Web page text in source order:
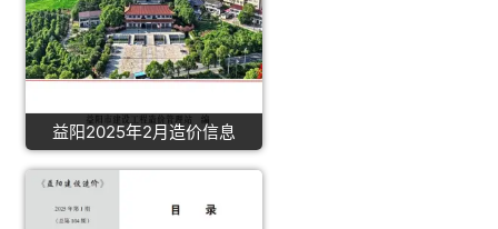
益阳2025年2月造价信息